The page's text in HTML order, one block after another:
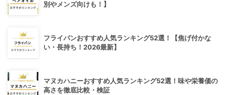
別やメンズ向けも！】
フライパンおすすめ人気ランキング52選！【焦げ付かな
い・長持ち！2026最新】
マヌカハニーおすすめ人気ランキング52選！味や栄養価の
高さを徹底比較・検証